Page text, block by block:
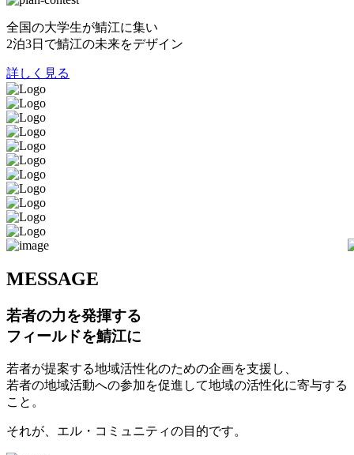
全国の大学生が鯖江に集い
2泊3日で鯖江の未来をデザイン
詳しく見る
MESSAGE
若者の力を発揮する
フィールドを鯖江に
若者が提案する地域活性化のための企画を支援し、
若者の地域活動への参加を促進して地域の活性化に寄与する
こと。
それが、エル・コミュニティの目的です。